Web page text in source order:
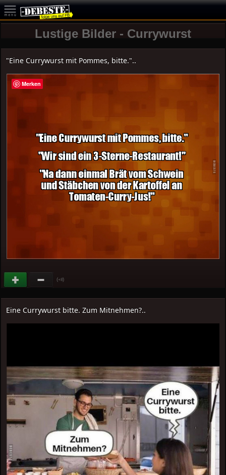
Lustige Bilder - Currywurst
"Eine Currywurst mit Pommes, bitte."..
(+8)
Eine Currywurst bitte. Zum Mitnehmen?..
Merken